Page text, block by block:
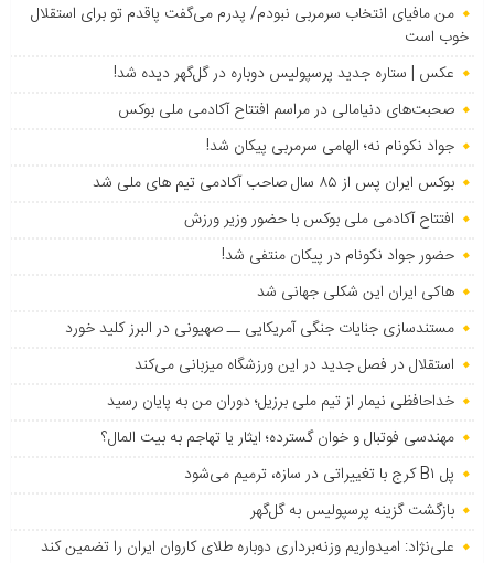
من مافیای انتخاب سرمربی نبودم/ پدرم می‌گفت پاقدم تو برای استقلال
خوب است
عکس | ستاره جدید پرسپولیس دوباره در گل‌گهر دیده شد!
صحبت‌های دنیامالی در مراسم افتتاح آکادمی ملی بوکس
جواد نکونام نه؛ الهامی سرمربی پیکان شد!
بوکس ایران پس از ۸۵ سال صاحب آکادمی تیم های ملی شد
افتتاح آکادمی ملی بوکس با حضور وزیر ورزش
حضور جواد نکونام در پیکان منتفی شد!
هاکی ایران این شکلی جهانی شد
مستندسازی جنایات جنگی آمریکایی ــ صهیونی در البرز کلید خورد
استقلال در فصل جدید در این ورزشگاه میزبانی می‌کند
خداحافظی نیمار از تیم ملی برزیل؛ دوران من به پایان رسید
مهندسی فوتبال و خوان گسترده؛ ایثار یا تهاجم به بیت المال؟
پل B۱ کرج با تغییراتی در سازه، ترمیم می‌شود
بازگشت گزینه پرسپولیس به ‌گل‌گهر
علی‌نژاد: امیدواریم وزنه‌برداری دوباره طلای کاروان ایران را تضمین کند